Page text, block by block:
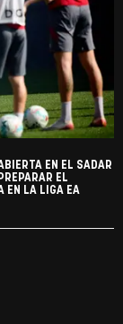
EN EL SADAR
EL
EN LA LIGA EA